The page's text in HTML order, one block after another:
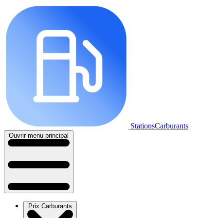
StationsCarburants
Ouvrir menu principal
Prix Carburants